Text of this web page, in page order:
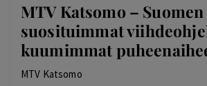
MTV Katsomo – Suomen
suosituimmat
kuumimmat
MTV Katsomo